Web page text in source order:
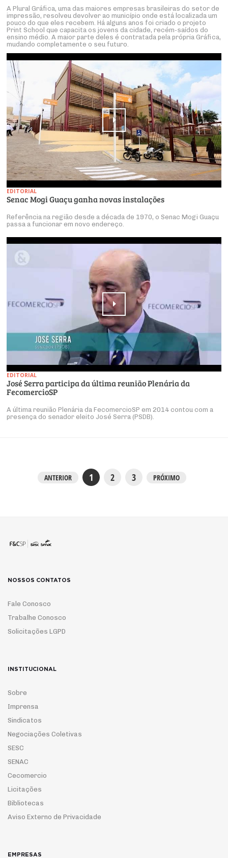
A Plural Gráfica, uma das maiores empresas brasileiras do setor de
impressão, resolveu devolver ao município onde está localizada um
pouco do que eles recebem. Há alguns anos foi criado o projeto
Print School que capacita os jovens da cidade, recém-saídos do
ensino médio. A maior parte deles é contratada pela própria Gráfica,
mudando completamente o seu futuro.
EDITORIAL
Senac Mogi Guaçu ganha novas instalações
Referência na região desde a década de 1970, o Senac Mogi Guaçu
passa a funcionar em novo endereço.
EDITORIAL
José Serra participa da última reunião Plenária da
FecomercioSP
A última reunião Plenária da FecomercioSP em 2014 contou com a
presença do senador eleito José Serra (PSDB).
ANTERIOR 1 2 3 PRÓXIMO
NOSSOS CONTATOS
Fale Conosco
Trabalhe Conosco
Solicitações LGPD
INSTITUCIONAL
Sobre
Imprensa
Sindicatos
Negociações Coletivas
SESC
SENAC
Cecomercio
Licitações
Bibliotecas
Aviso Externo de Privacidade
EMPRESAS